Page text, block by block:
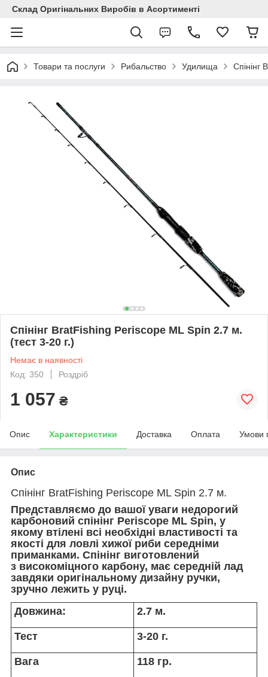
Склад Оригінальних Виробів в Асортименті
Товари та послуги Рибальство Удилища Спінінг
Спінінг BratFishing Periscope ML Spin 2.7 м.
(тест 3-20 г.)
Немає в наявності
Код: 350
Роздріб
1 057 ₴
Опис Характеристики Доставка Оплата Умови
Опис
Спінінг BratFishing Periscope ML Spin 2.7 м.
Представляємо до вашої уваги недорогий
карбоновий спінінг Periscope ML Spin, у
якому втілені всі необхідні властивості та
якості для ловлі хижої риби середніми
приманками. Спінінг виготовлений
з високоміцного карбону, має середній лад
завдяки оригінальному дизайну ручки,
зручно лежить у руці.
Довжина:
2.7 м.
Тест 3-20 г.
Вага 118 гр.